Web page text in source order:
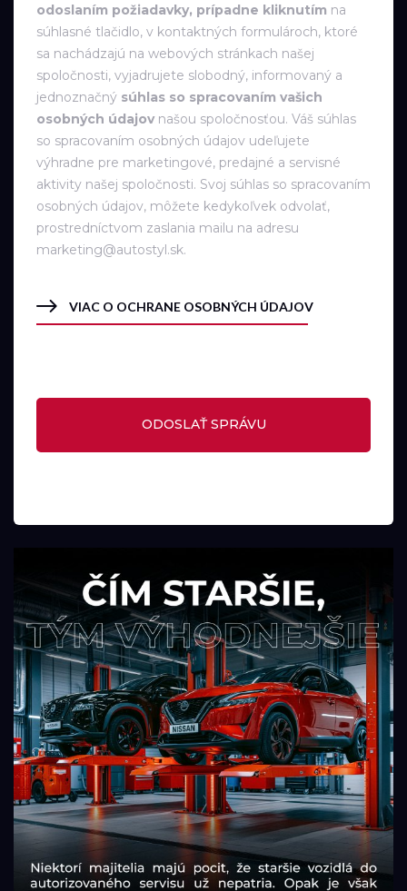
odoslaním požiadavky, prípadne kliknutím na
súhlasné tlačidlo, v kontaktných formulároch, ktoré
sa nachádzajú na webových stránkach našej
spoločnosti, vyjadrujete slobodný, informovaný a
jednoznačný súhlas so spracovaním vašich
osobných údajovnašou spoločnosťou. Váš súhlas
so spracovaním osobných údajov udeľujete
výhradne pre marketingové, predajné a servisné
aktivity našej spoločnosti. Svoj súhlas so spracovaním
osobných údajov, môžete kedykoľvek odvolať,
prostredníctvom zaslania mailu na adresu
marketing@autostyl.sk.
VIAC O OCHRANE OSOBNÝCH ÚDAJOV